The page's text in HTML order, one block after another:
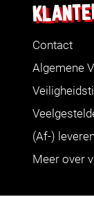
Contact
Algemene
(Af-)
Meer over